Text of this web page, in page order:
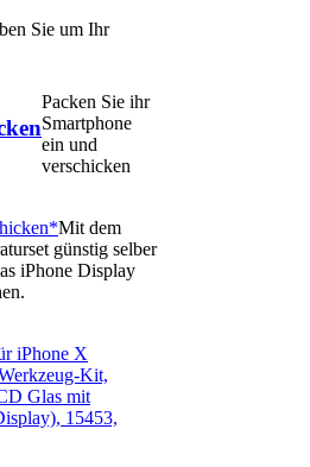
Sie um Ihr
Packen Sie ihr
Smartphone
ein und
verschicken
Mit dem
günstig selber
iPhone Display
iPhone X
Kit,
Glas mit
15453,